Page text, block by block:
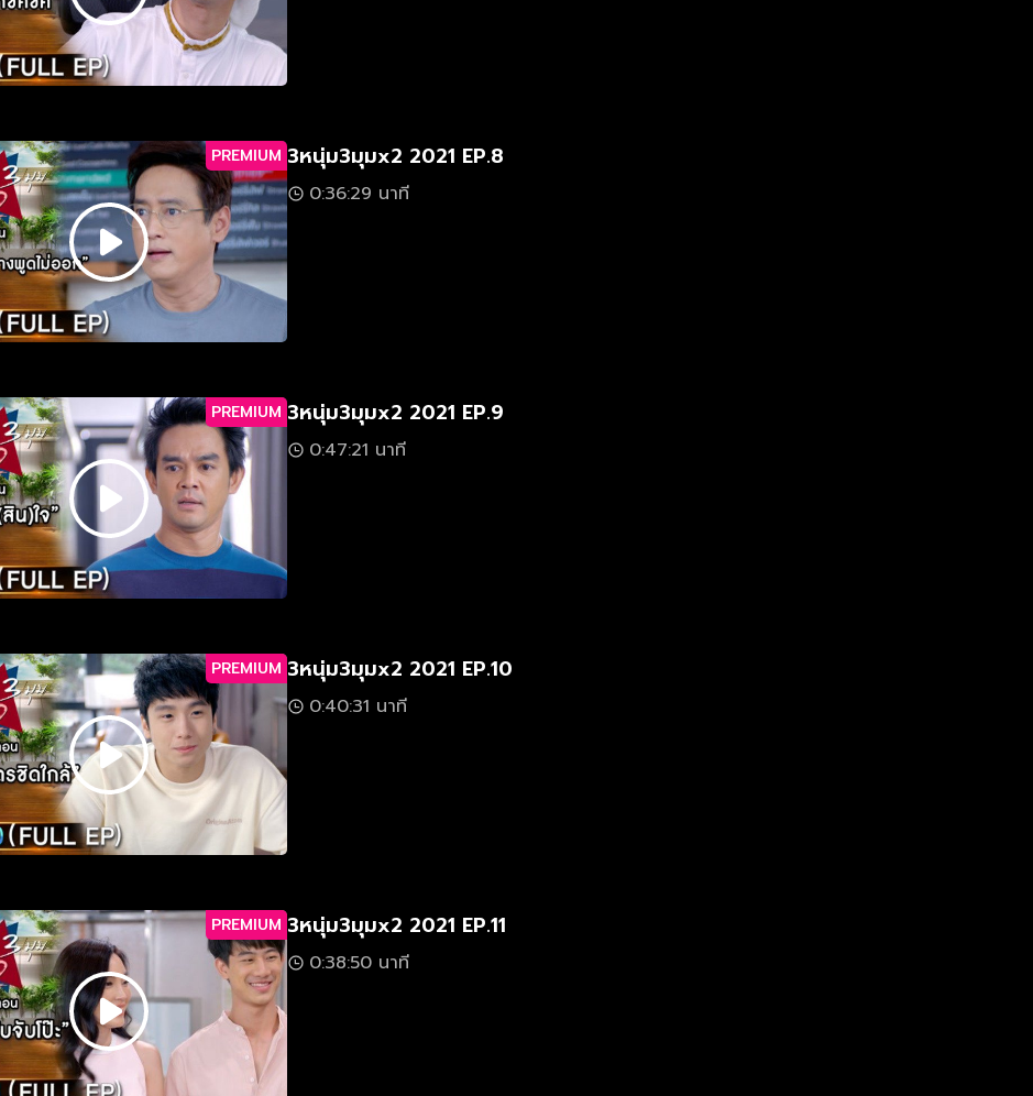
PREMIUM 3หนุ่ม3มุมx2 2021 EP.8
0:36:29 นาที
PREMIUM 3หนุ่ม3มุมx2 2021 EP.9
0:47:21 นาที
PREMIUM 3หนุ่ม3มุมx2 2021 EP.10
0:40:31 นาที
PREMIUM 3หนุ่ม3มุมx2 2021 EP.11
0:38:50 นาที